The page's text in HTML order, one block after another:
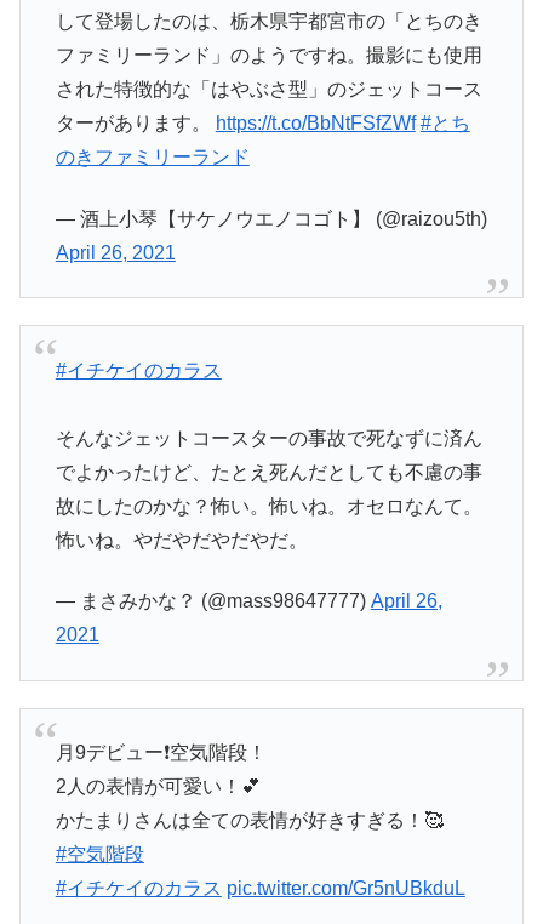
して登場したのは、栃木県宇都宮市の「とちのき
ファミリーランド」のようですね。撮影にも使用
された特徴的な「はやぶさ型」のジェットコース
ターがあります。
https://t.co/BbNtFSfZWf #とち
のきファミリーランド
— 酒上小琴【サケノウエノコゴト】 (@raizou5th)
April 26, 2021
#イチケイのカラス
そんなジェットコースターの事故で死なずに済ん
でよかったけど、たとえ死んだとしても不慮の事
故にしたのかな？怖い。怖いね。オセロなんて。
怖いね。やだやだやだやだ。
— まさみかな？ (@mass98647777) April 26,
2021
月9デビュー❗空気階段！
2人の表情が可愛い！💕
かたまりさんは全ての表情が好きすぎる！🥰
#空気階段
#イチケイのカラス pic.twitter.com/Gr5nUBkduL